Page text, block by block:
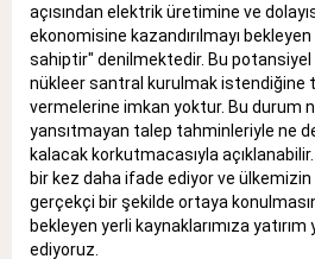
açısından elektrik üretimine ve
ekonomisine kazandırılmayı
sahiptir" denilmektedir. Bu
nükleer santral kurulmak istendiğine
vermelerine imkan yoktur. Bu durum
yansıtmayan talep tahminleriyle ne
kalacak korkutmacasıyla açıklanabilir.
bir kez daha ifade ediyor ve ülkemizin
gerçekçi bir şekilde ortaya
bekleyen yerli kaynaklarımıza yatırım
ediyoruz.